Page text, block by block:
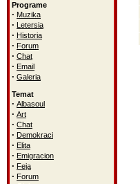
Programe
· Muzika
· Letersia
· Historia
· Forum
· Chat
· Email
· Galeria
Temat
· Albasoul
· Art
· Chat
· Demokraci
· Elita
· Emigracion
· Feja
· Forum